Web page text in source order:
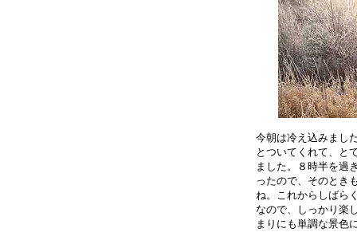
今朝は冷え込みまし
とついてくれて、と
ました。８時半を過
ったので、そのとき
ね。これからしばら
なので、しっかり楽